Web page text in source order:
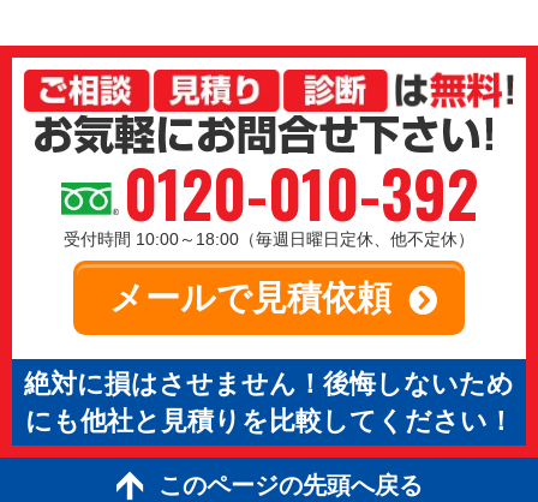
0120-010-392
受付時間 10:00～18:00（毎週日曜日定休、他不定休）
メールで見積依頼
絶対に損はさせません！後悔しないため
にも他社と見積りを比較してください！
このページの先頭へ戻る